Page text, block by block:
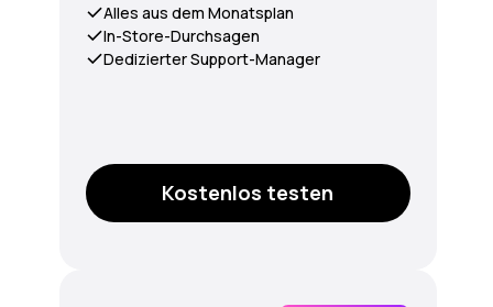
Alles aus dem Monatsplan
In-Store-Durchsagen
Dedizierter Support-Manager
Kostenlos testen